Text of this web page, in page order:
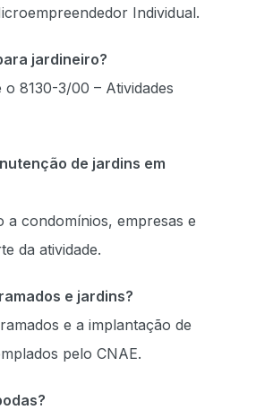
Individual.
jardineiro?
o 8130-3/00 – Atividades
de jardins em
a condomínios, empresas e
da atividade.
e jardins?
e a implantação de
pelo CNAE.